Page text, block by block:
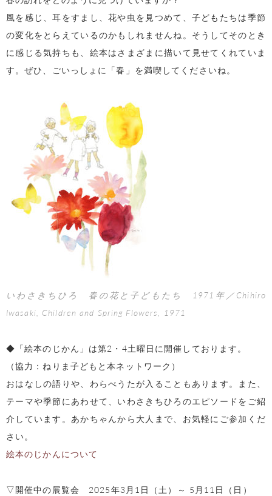
風を感じ、耳をすまし、花や虫を見つめて、子どもたちは季節
の変化をとらえているのかもしれませんね。そうしてそのとき
に感じる気持ちも、絵本はさまざまに描いて見せてくれていま
す。ぜひ、ごいっしょに「春」を満喫してくださいね。
いわさきちひろ 春の花と子どもたち 1971年／Chihiro
Iwasaki, Children and Spring Flowers, 1971
◆「絵本のじかん」は第2・4土曜日に開催しております。
（協力：ねりま子どもと本ネットワーク）
おはなしの語りや、わらべうたが入ることもあります。また、
テーマや季節にあわせて、いわさきちひろのエピソードをご紹
介しています。あかちゃんから大人まで、お気軽にご参加くだ
さい。
絵本のじかんについて
▽開催中の展覧会 2025年3月1日（土）～ 5月11日（日）